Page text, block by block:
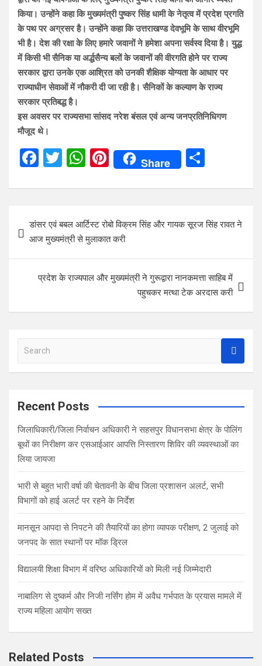
किया। उन्होंने कहा कि मुख्यमंत्री पुष्कर सिंह धामी के नेतृत्व में प्रदेश प्रगति
के पथ पर अग्रसर है। उन्होंने कहा कि उत्तराखण्ड देवभूमि के साथ वीरभूमि
भी है। देश की रक्षा के लिए हमारे जवानों ने हमेशा अपना सर्वस्व दिया है। युद्ध
में किसी भी सैनिक या अर्द्धसैन्य बलों के जवानों की वीरगति होने पर राज्य
सरकार द्वारा उनके एक आश्रित को उनकी शैक्षिक योग्यता के आधार पर
राज्याधीन सेवाओं में नौकरी दी जा रही है। सैनिकों के कल्याण के राज्य
सरकार प्रतिबद्ध है।
इस अवसर पर राज्यसभा सांसद नरेश बंसल एवं अन्य जनप्रतिनिधिगण
मौजूद थे।
F
ce
o
o
k
T
tt
W
at
s
A
p
p
Pi
nt
er
es
t
Share
ar
e
navigation
डांसर एवं बबल आर्टिस्ट रोबो विक्रम सिंह और गायक सूरज सिंह रावत ने
आज मुख्यमंत्री से मुलाकात करी
प्रदेश के राज्यपाल और मुख्यमंत्री ने गुरूद्वारा नानकमत्ता साहिब में
पहुचकर मत्था टेक अरदास करी
a
c
Recent Posts
जिलाधिकारी/जिला निर्वाचन अधिकारी ने सहसपुर विधानसभा क्षेत्र के पोलिंग
बूथों का निरीक्षण कर एसआईआर आपत्ति निस्तारण शिविर की व्यवस्थाओं का
लिया जायजा
भारी से बहुत भारी वर्षा की चेतावनी के बीच जिला प्रशासन अलर्ट, सभी
विभागों को हाई अलर्ट पर रहने के निर्देश
मानसून आपदा से निपटने की तैयारियों का होगा व्यापक परीक्षण, 2 जुलाई को
जनपद के सात स्थानों पर मॉक ड्रिल
विद्यालयी शिक्षा विभाग में वरिष्ठ अधिकारियों को मिली नई जिम्मेदारी
नाबालिग से दुष्कर्म और निजी नर्सिंग होम में अवैध गर्भपात के प्रयास मामले में
राज्य महिला आयोग सख्त
Related Posts